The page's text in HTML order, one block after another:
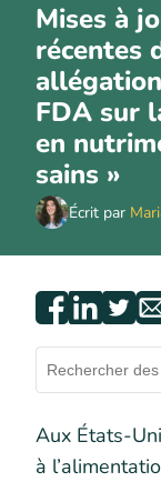
Mises à
récentes
FDA sur
en
sains »
Écrit par
Aux États-
à
Conditions
Politique de